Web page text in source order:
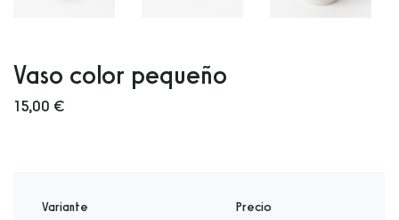
Vaso color pequeño
15,00 €
Variante Precio